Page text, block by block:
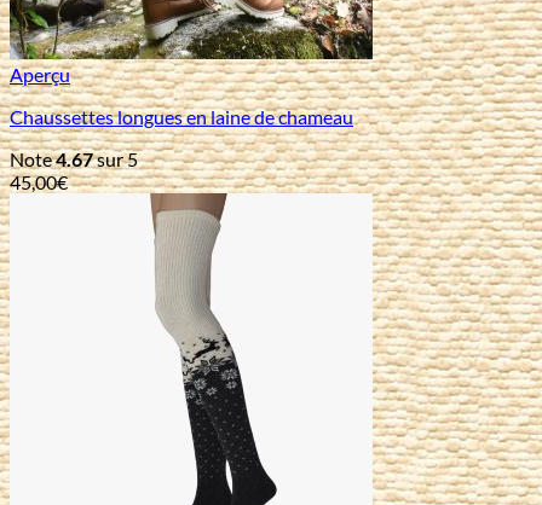
Aperçu
Chaussettes longues en laine de chameau
Note4.67sur 5
45,00€